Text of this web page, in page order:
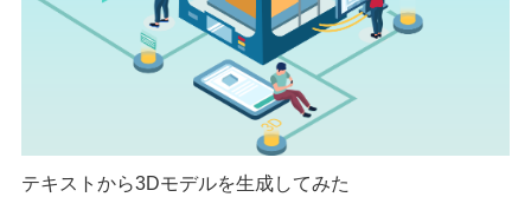
テキストから3Dモデルを生成してみた